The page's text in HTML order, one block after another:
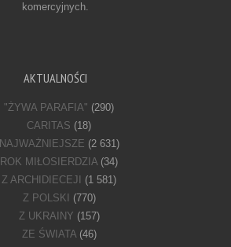
komercyjnych.
AKTUALNOŚCI
"ŻYWA PARAFIA" (290)
CARITAS (18)
NAJWAŻNIEJSZE (2 631)
ROK MIŁOSIERDZIA(34)
Z ARCHIDIECEJI
(1 581)
Z POLSKI
(770)
Z UKRAINY (157)
ZE ŚWIATA(46)